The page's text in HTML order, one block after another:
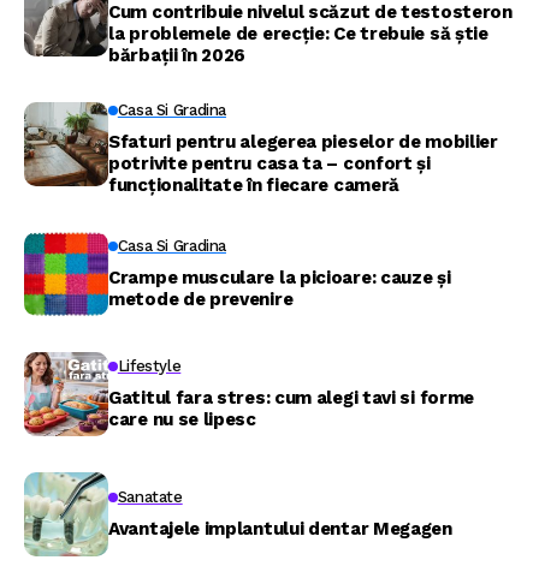
Cum contribuie nivelul scăzut de testosteron
la problemele de erecție: Ce trebuie să știe
bărbații în 2026
Casa Si Gradina
Sfaturi pentru alegerea pieselor de mobilier
potrivite pentru casa ta – confort și
funcționalitate în fiecare cameră
Casa Si Gradina
Crampe musculare la picioare: cauze și
metode de prevenire
Lifestyle
Gatitul fara stres: cum alegi tavi si forme
care nu se lipesc
Sanatate
Avantajele implantului dentar Megagen